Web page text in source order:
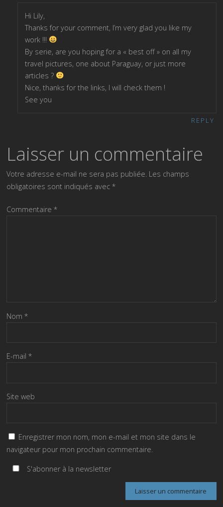
Hi Lily,
Thanks for your comment, I’m very glad you like my
work !!!
By serie, are you hoping for a « best off » on all my
travel pictures, one about Paraguay, or just more
articles ?
Nice, thanks for the links, I will check them !
See you
REPLY
Laisser un commentaire
Votre adresse e-mail ne sera pas publiée. Les champs
obligatoires sont indiqués avec*
Commentaire*
Nom*
E-mail*
Site web
Enregistrer mon nom, mon e-mail et mon site dans le
navigateur pour mon prochain commentaire.
S'abonner à la newsletter